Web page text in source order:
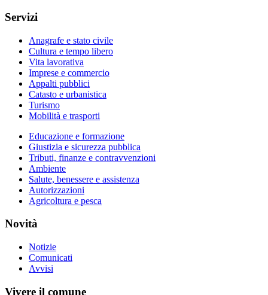
Servizi
Anagrafe e stato civile
Cultura e tempo libero
Vita lavorativa
Imprese e commercio
Appalti pubblici
Catasto e urbanistica
Turismo
Mobilità e trasporti
Educazione e formazione
Giustizia e sicurezza pubblica
Tributi, finanze e contravvenzioni
Ambiente
Salute, benessere e assistenza
Autorizzazioni
Agricoltura e pesca
Novità
Notizie
Comunicati
Avvisi
Vivere il comune